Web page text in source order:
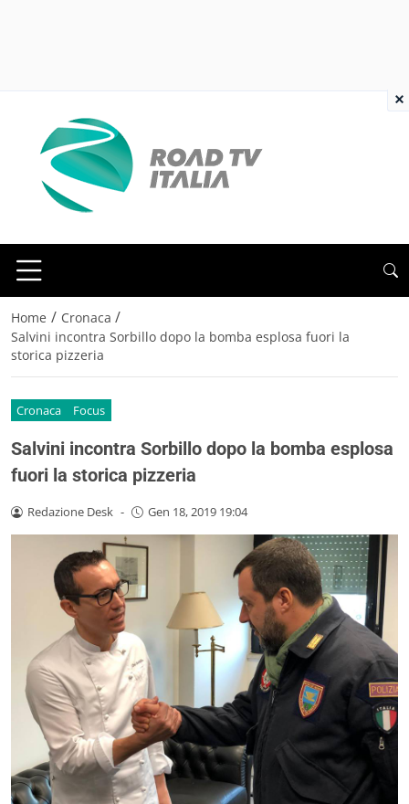
Home / Cronaca /
Salvini incontra Sorbillo dopo la bomba esplosa fuori la
storica pizzeria
Cronaca Focus
Salvini incontra Sorbillo dopo la bomba esplosa
fuori la storica pizzeria
Redazione Desk - Gen 18, 2019 19:04
×